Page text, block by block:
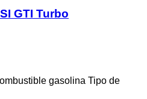
GTI Turbo
gasolina Tipo de